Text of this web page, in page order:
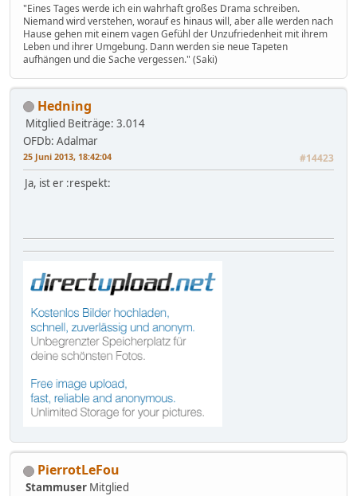
"Eines Tages werde ich ein wahrhaft großes Drama schreiben.
Niemand wird verstehen, worauf es hinaus will, aber alle werden nach
Hause gehen mit einem vagen Gefühl der Unzufriedenheit mit ihrem
Leben und ihrer Umgebung. Dann werden sie neue Tapeten
aufhängen und die Sache vergessen." (Saki)
Hedning
Mitglied Beiträge: 3.014
OFDb: Adalmar
25 Juni 2013, 18:42:04 #14423
Ja, ist er :respekt:
PierrotLeFou
Stammuser Mitglied